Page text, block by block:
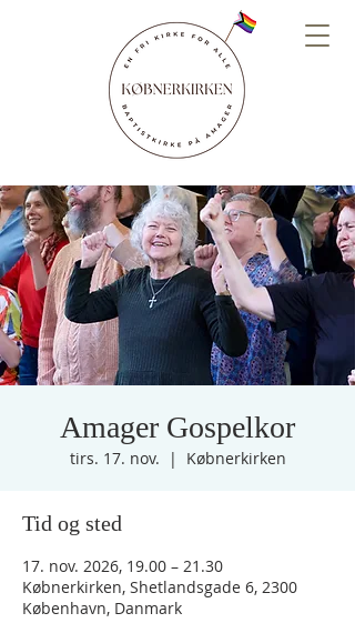
Amager Gospelkor
tirs. 17. nov.
  |
Købnerkirken
Tid og sted
17. nov. 2026, 19.00 – 21.30
Købnerkirken, Shetlandsgade 6, 2300
København, Danmark